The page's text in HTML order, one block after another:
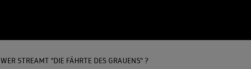
WER STREAMT "DIE FÄHRTE DES GRAUENS" ?